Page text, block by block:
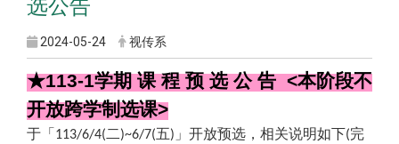
选公告
2024-05-24 视传系
★113-1学期 课 程 预 选 公 告 <本阶段不
开放跨学制选课>
于「 113/6/4(二)~6/7(五) 」开放预选，相关说明如下(完